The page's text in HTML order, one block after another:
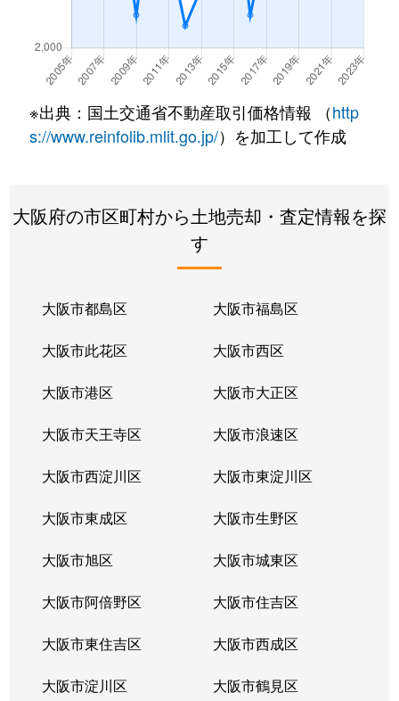
※出典：国土交通省不動産取引価格情報 （http
s://www.reinfolib.mlit.go.jp/）を加工して作成
大阪府の市区町村から土地売却・査定情報を探
す
大阪市都島区 大阪市福島区
大阪市此花区 大阪市西区
大阪市港区 大阪市大正区
大阪市天王寺区 大阪市浪速区
大阪市西淀川区 大阪市東淀川区
大阪市東成区 大阪市生野区
大阪市旭区 大阪市城東区
大阪市阿倍野区 大阪市住吉区
大阪市東住吉区 大阪市西成区
大阪市淀川区 大阪市鶴見区